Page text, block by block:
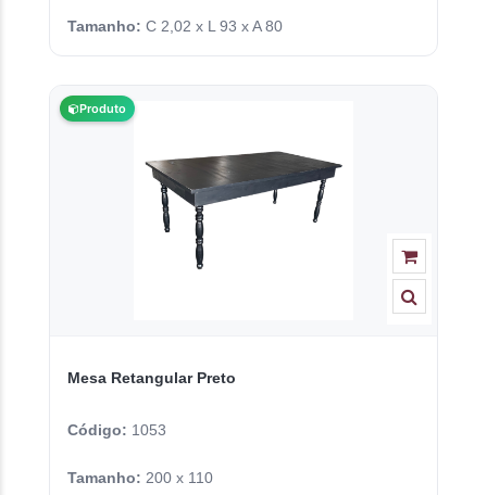
Tamanho: C 2,02 x L 93 x A 80
Produto
Mesa Retangular Preto
Código: 1053
Tamanho: 200 x 110